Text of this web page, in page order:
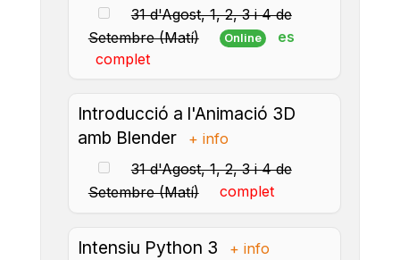
31 d'Agost, 1, 2, 3 i 4 de
Setembre (Matí)
Online
es
complet
Introducció a l'Animació 3D
amb Blender
+ info
31 d'Agost, 1, 2, 3 i 4 de
Setembre (Matí)
complet
Intensiu Python 3
+ info